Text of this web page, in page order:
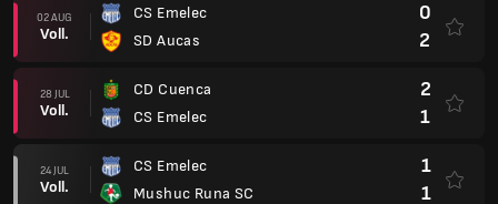
02 AUG
Voll.
CS Emelec
SD Aucas
0
2
28 JUL
Voll.
CD Cuenca
CS Emelec
2
1
24 JUL
Voll.
CS Emelec
Mushuc Runa SC
1
1